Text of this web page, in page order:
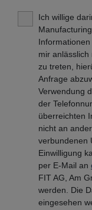
Ich willige
mir
zu treten,
Anfrage
Verwendung
der
überreichten
nicht an
verbundenen
Einwilligung
per E-Mail an
FIT AG, Am
werden. Die
eingesehen